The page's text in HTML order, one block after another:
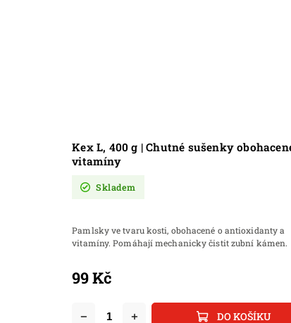
Kex L, 400 g | Chutné sušenky
vitamíny
Skladem
99 Kč
DO KOŠÍKU
Pamlsky ve tvaru kosti, obohacené o antioxidanty a
vitamíny. Pomáhají mechanicky čistit zubní kámen.